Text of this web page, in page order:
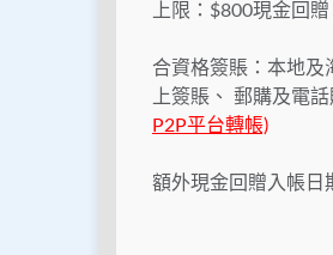
上限：$800現金回
合資格簽賬：本地及
上簽賬、 郵購及電
P2P平台轉帳)
額外現金回贈入帳日